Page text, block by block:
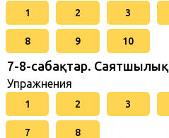
1 2 3
8 9 10
7-8-сабақтар. Саятшылық
Упражнения
1 2 3
7 8